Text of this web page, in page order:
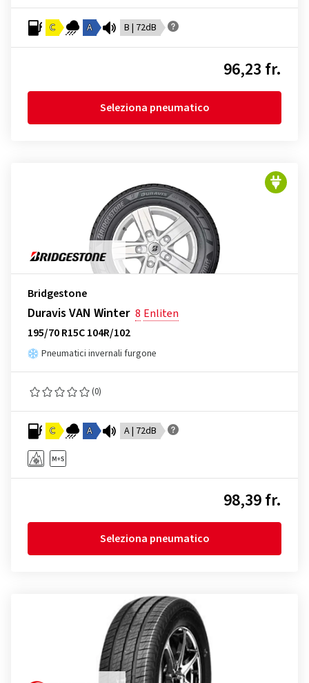
C A B | 72dB
96,23 fr.
Seleziona pneumatico
Bridgestone
Duravis VAN Winter 8 Enliten
195/70 R15C 104R/102
Pneumatici invernali furgone
(0)
C A A | 72dB
98,39 fr.
Seleziona pneumatico